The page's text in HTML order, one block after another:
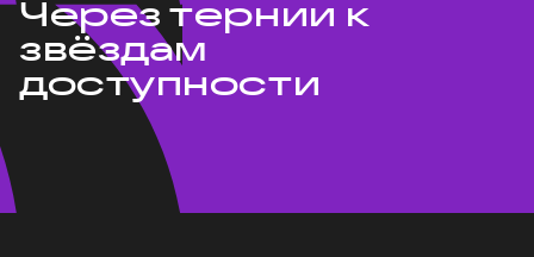
Через тернии к
звёздам
доступности